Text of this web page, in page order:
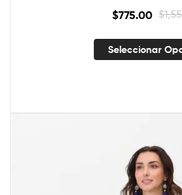
$
$775.00
Seleccionar